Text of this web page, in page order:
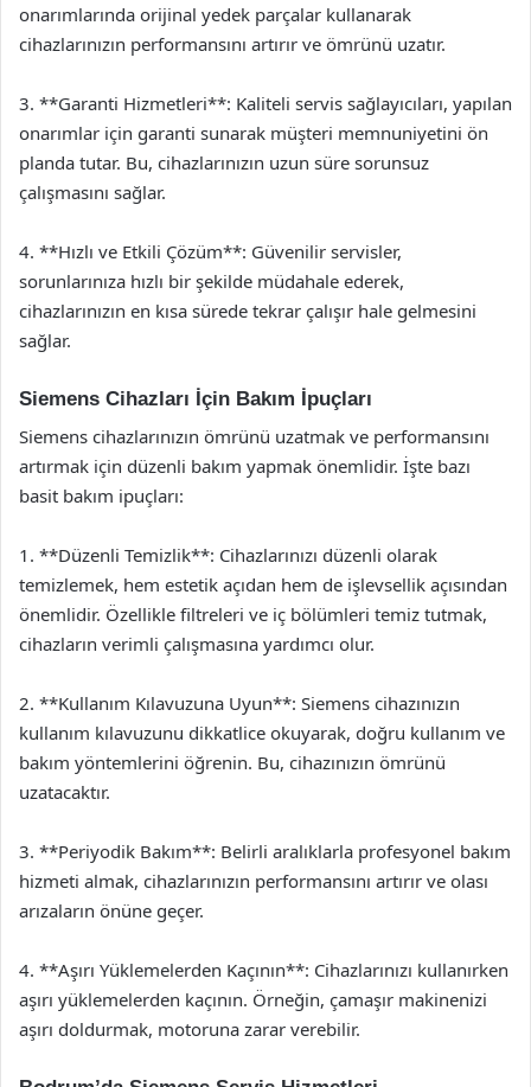
onarımlarında orijinal yedek parçalar kullanarak
cihazlarınızın performansını artırır ve ömrünü uzatır.
3. **Garanti Hizmetleri**: Kaliteli servis sağlayıcıları, yapılan
onarımlar için garanti sunarak müşteri memnuniyetini ön
planda tutar. Bu, cihazlarınızın uzun süre sorunsuz
çalışmasını sağlar.
4. **Hızlı ve Etkili Çözüm**: Güvenilir servisler,
sorunlarınıza hızlı bir şekilde müdahale ederek,
cihazlarınızın en kısa sürede tekrar çalışır hale gelmesini
sağlar.
Siemens Cihazları İçin Bakım İpuçları
Siemens cihazlarınızın ömrünü uzatmak ve performansını
artırmak için düzenli bakım yapmak önemlidir. İşte bazı
basit bakım ipuçları:
1. **Düzenli Temizlik**: Cihazlarınızı düzenli olarak
temizlemek, hem estetik açıdan hem de işlevsellik açısından
önemlidir. Özellikle filtreleri ve iç bölümleri temiz tutmak,
cihazların verimli çalışmasına yardımcı olur.
2. **Kullanım Kılavuzuna Uyun**: Siemens cihazınızın
kullanım kılavuzunu dikkatlice okuyarak, doğru kullanım ve
bakım yöntemlerini öğrenin. Bu, cihazınızın ömrünü
uzatacaktır.
3. **Periyodik Bakım**: Belirli aralıklarla profesyonel bakım
hizmeti almak, cihazlarınızın performansını artırır ve olası
arızaların önüne geçer.
4. **Aşırı Yüklemelerden Kaçının**: Cihazlarınızı kullanırken
aşırı yüklemelerden kaçının. Örneğin, çamaşır makinenizi
aşırı doldurmak, motoruna zarar verebilir.